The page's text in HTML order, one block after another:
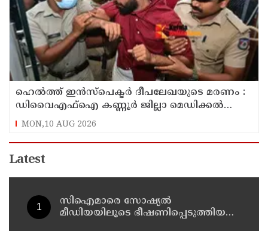
ഹെൽത്ത് ഇൻസ്പെക്ടർ ദീപലേഖയുടെ മരണം :
ഡിവൈഎഫ്‌ഐ കണ്ണൂർ ജില്ലാ മെഡിക്കൽ
ഓഫീസ് ഉപരോധിച്ചു
MON,10 AUG 2026
Latest
സിഐമാരെ സോഷ്യൽ
മീഡിയയിലൂടെ ഭീഷണിപ്പെടുത്തിയ